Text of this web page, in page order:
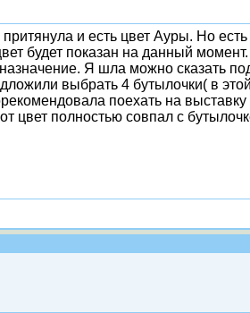
и есть цвет Ауры. Но есть
будет показан на данный
Я шла можно сказать
выбрать 4 бутылочки( в
поехать на выставку
цвет полностью совпал с